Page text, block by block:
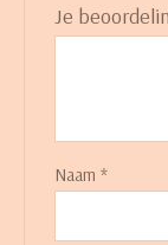
Je
Naam*